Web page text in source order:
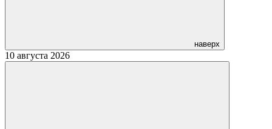
наверх
10 августа 2026